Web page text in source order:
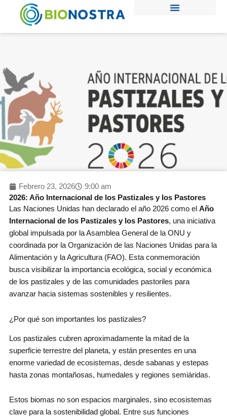
Febrero 23, 2026
9:00 am
2026: Año Internacional de los Pastizales y los Pastores
Las Naciones Unidas han declarado el año 2026 como el Año
Internacional de los Pastizales y los Pastores, una iniciativa
global impulsada por la Asamblea General de la ONU y
coordinada por la Organización de las Naciones Unidas para la
Alimentación y la Agricultura (FAO). Esta conmemoración
busca visibilizar la importancia ecológica, social y económica
de los pastizales y de las comunidades pastoriles para
avanzar hacia sistemas sostenibles y resilientes.
¿Por qué son importantes los pastizales?
Los pastizales cubren aproximadamente la mitad de la
superficie terrestre del planeta, y están presentes en una
enorme variedad de ecosistemas, desde sabanas y estepas
hasta zonas montañosas, humedales y regiones semiáridas.
Estos biomas no son espacios marginales, sino ecosistemas
clave para la sostenibilidad global. Entre sus funciones